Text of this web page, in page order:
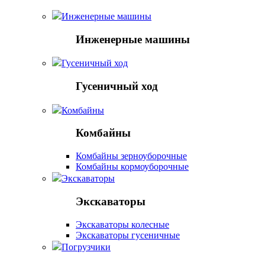
Инженерные машины
Инженерные машины
Гусеничный ход
Гусеничный ход
Комбайны
Комбайны
Комбайны зерноуборочные
Комбайны кормоуборочные
Экскаваторы
Экскаваторы
Экскаваторы колесные
Экскаваторы гусеничные
Погрузчики